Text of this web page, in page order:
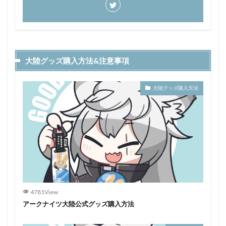
大陸グッズ購入方法&注意事項
大陸グッズ購入方法
4781View
アークナイツ大陸公式グッズ購入方法